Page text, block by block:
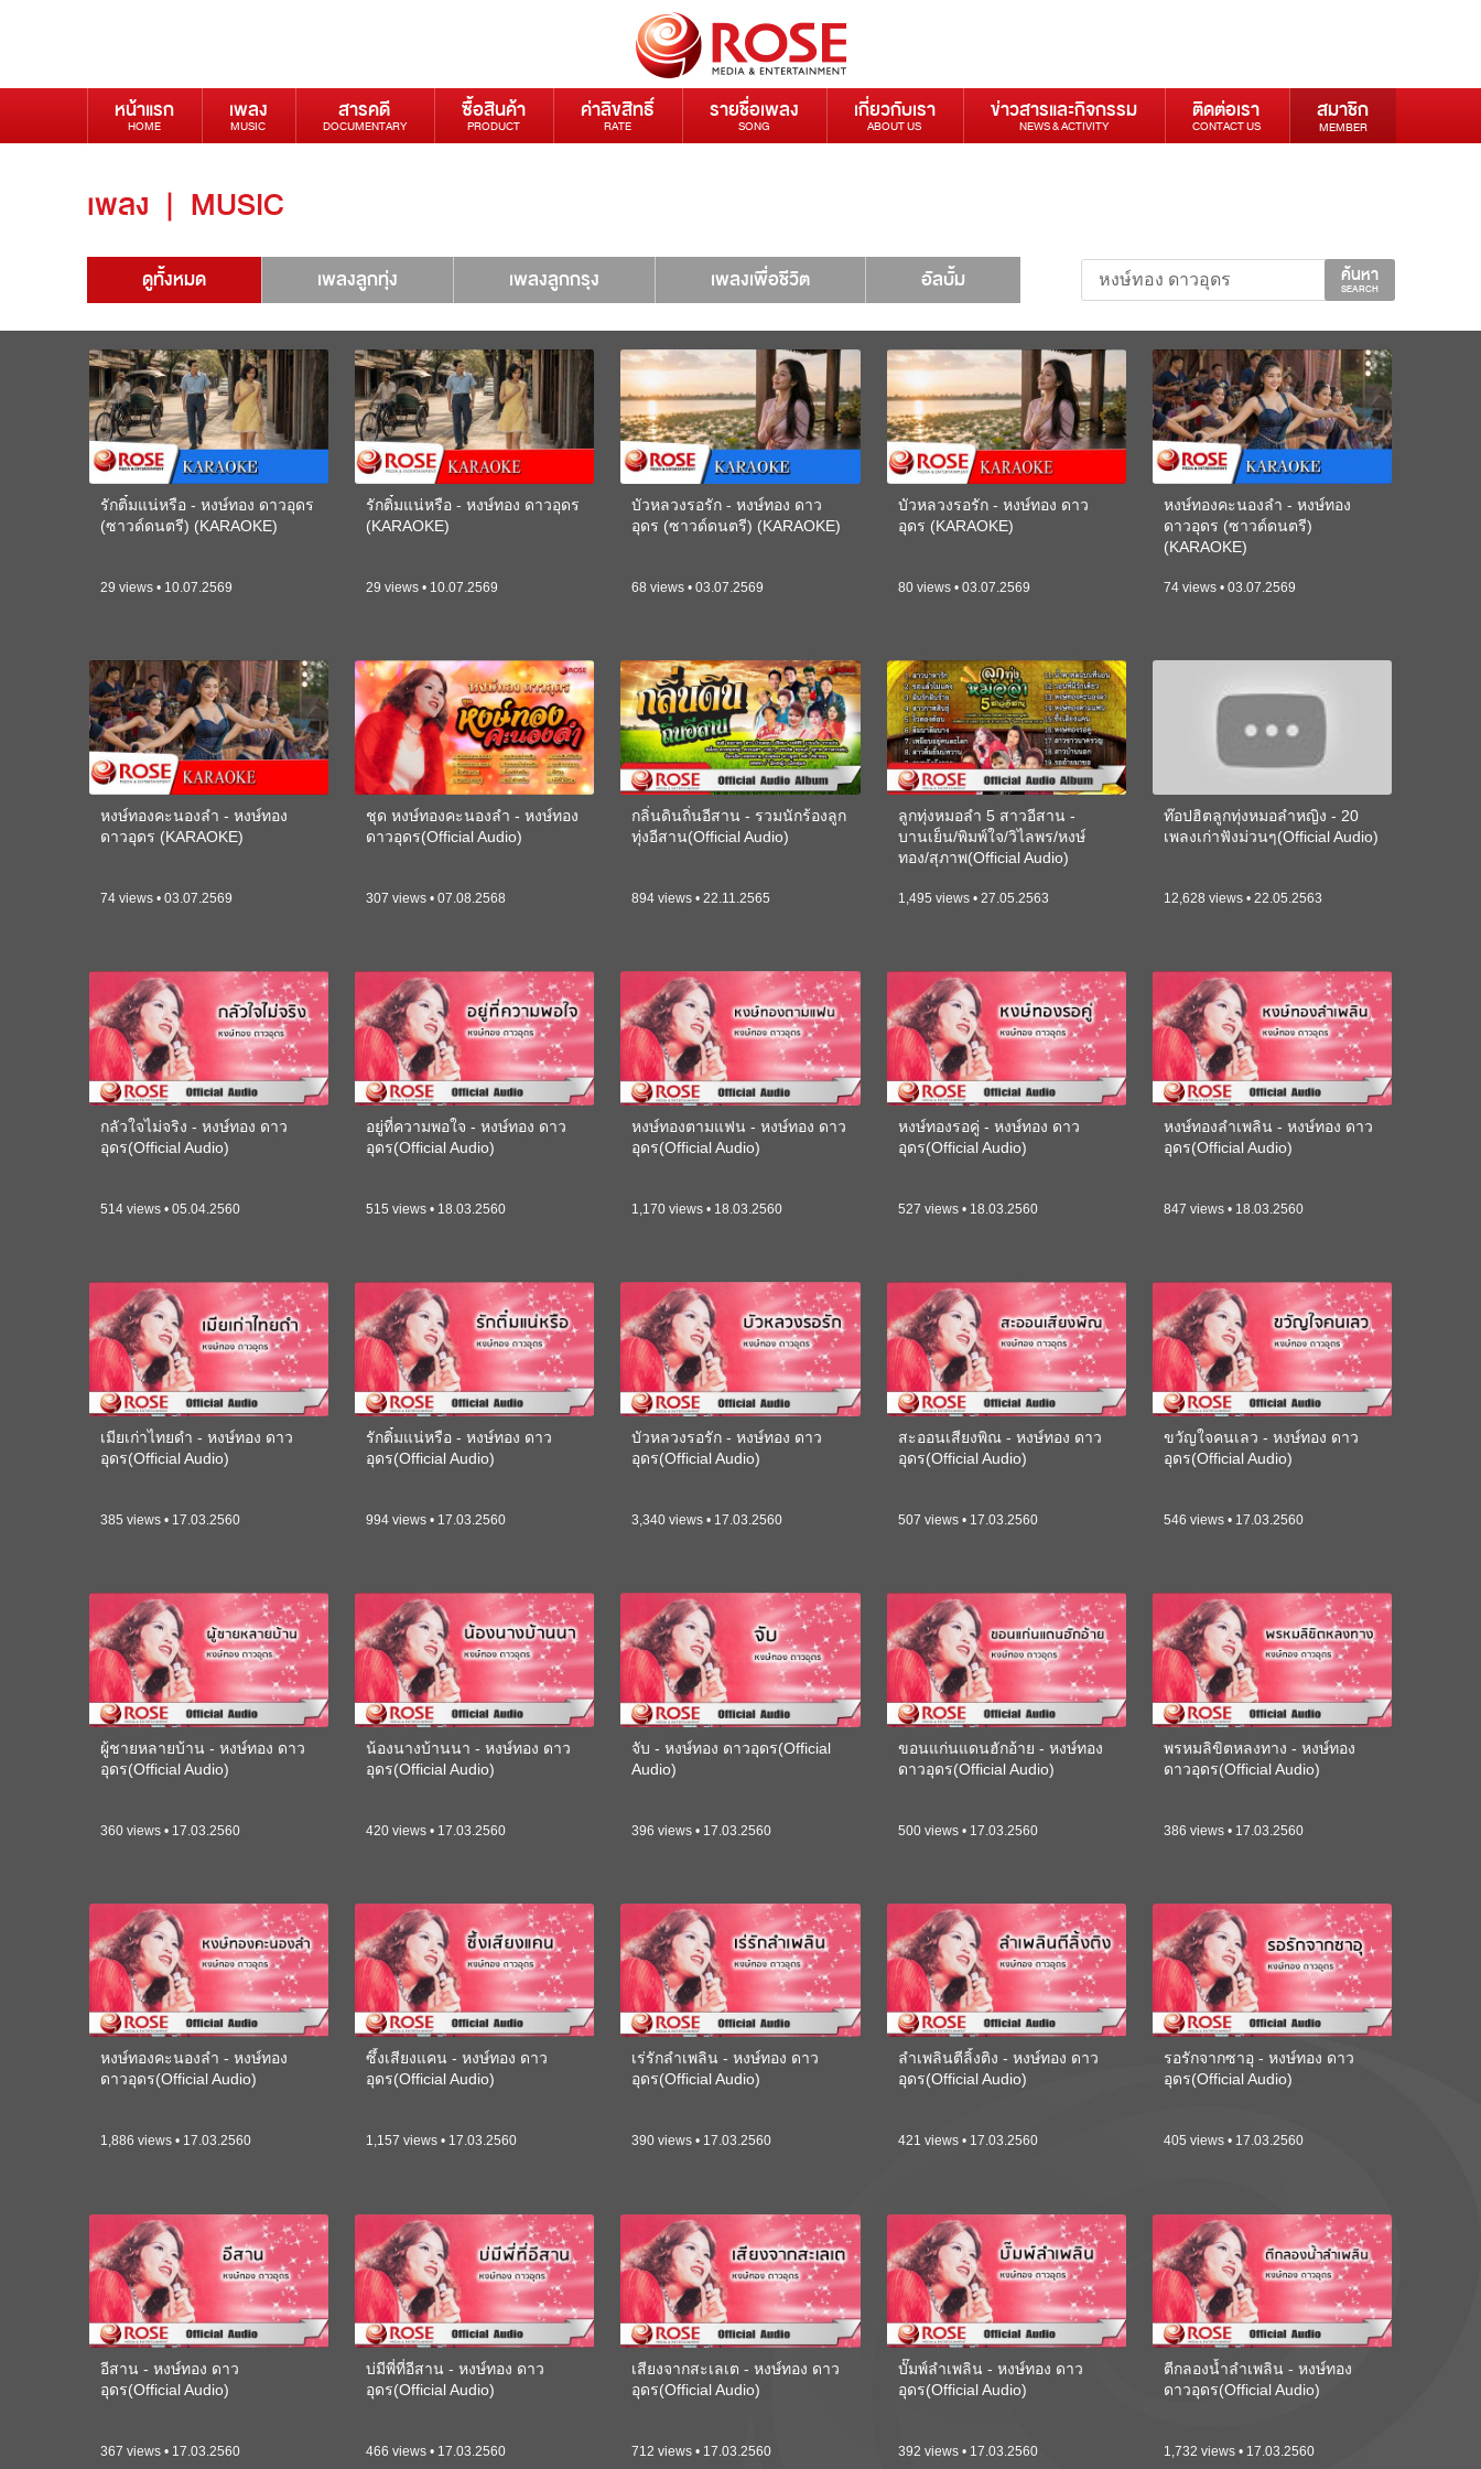
หน้าแรก
HOME
เพลง
MUSIC
สารคดี
DOCUMENTARY
ซื้อสินค้า
PRODUCT
ค่าลิขสิทธิ์
RATE
รายชื่อเพลง
SONG
เกี่ยวกับเรา
ABOUT US
ข่าวสารและกิจกรรม
NEWS & ACTIVITY
ติดต่อเรา
CONTACT US
สมาชิก
MEMBER
เพลง | MUSIC
ดูทั้งหมด เพลงลูกทุ่ง เพลงลูกกรุง เพลงเพื่อชีวิต อัลบั้ม ค้นหา
SEARCH
รักติ๋มแน่หรือ - หงษ์ทอง ดาวอุดร
(ซาวด์ดนตรี) (KARAOKE)
29 views • 10.07.2569
รักติ๋มแน่หรือ - หงษ์ทอง ดาวอุดร
(KARAOKE)
29 views • 10.07.2569
บัวหลวงรอรัก - หงษ์ทอง ดาว
อุดร (ซาวด์ดนตรี) (KARAOKE)
68 views • 03.07.2569
บัวหลวงรอรัก - หงษ์ทอง ดาว
อุดร (KARAOKE)
80 views • 03.07.2569
หงษ์ทองคะนองลำ - หงษ์ทอง
ดาวอุดร (ซาวด์ดนตรี)
(KARAOKE)
74 views • 03.07.2569
หงษ์ทองคะนองลำ - หงษ์ทอง
ดาวอุดร (KARAOKE)
74 views • 03.07.2569
ชุด หงษ์ทองคะนองลำ - หงษ์ทอง
ดาวอุดร(Official Audio)
307 views • 07.08.2568
กลิ่นดินถิ่นอีสาน - รวมนักร้องลูก
ทุ่งอีสาน(Official Audio)
894 views • 22.11.2565
ลูกทุ่งหมอลำ 5 สาวอีสาน -
บานเย็น/พิมพ์ใจ/วิไลพร/หงษ์
ทอง/สุภาพ(Official Audio)
1,495 views • 27.05.2563
ท๊อปฮิตลูกทุ่งหมอลำหญิง - 20
เพลงเก่าฟังม่วนๆ(Official Audio)
12,628 views • 22.05.2563
กลัวใจไม่จริง - หงษ์ทอง ดาว
อุดร(Official Audio)
514 views • 05.04.2560
อยู่ที่ความพอใจ - หงษ์ทอง ดาว
อุดร(Official Audio)
515 views • 18.03.2560
หงษ์ทองตามแฟน - หงษ์ทอง ดาว
อุดร(Official Audio)
1,170 views • 18.03.2560
หงษ์ทองรอคู่ - หงษ์ทอง ดาว
อุดร(Official Audio)
527 views • 18.03.2560
หงษ์ทองลำเพลิน - หงษ์ทอง ดาว
อุดร(Official Audio)
847 views • 18.03.2560
เมียเก่าไทยดำ - หงษ์ทอง ดาว
อุดร(Official Audio)
385 views • 17.03.2560
รักติ๋มแน่หรือ - หงษ์ทอง ดาว
อุดร(Official Audio)
994 views • 17.03.2560
บัวหลวงรอรัก - หงษ์ทอง ดาว
อุดร(Official Audio)
3,340 views • 17.03.2560
สะออนเสียงพิณ - หงษ์ทอง ดาว
อุดร(Official Audio)
507 views • 17.03.2560
ขวัญใจคนเลว - หงษ์ทอง ดาว
อุดร(Official Audio)
546 views • 17.03.2560
ผู้ชายหลายบ้าน - หงษ์ทอง ดาว
อุดร(Official Audio)
360 views • 17.03.2560
น้องนางบ้านนา - หงษ์ทอง ดาว
อุดร(Official Audio)
420 views • 17.03.2560
จับ - หงษ์ทอง ดาวอุดร(Official
Audio)
396 views • 17.03.2560
ขอนแก่นแดนฮักอ้าย - หงษ์ทอง
ดาวอุดร(Official Audio)
500 views • 17.03.2560
พรหมลิขิตหลงทาง - หงษ์ทอง
ดาวอุดร(Official Audio)
386 views • 17.03.2560
หงษ์ทองคะนองลำ - หงษ์ทอง
ดาวอุดร(Official Audio)
1,886 views • 17.03.2560
ซึ้งเสียงแคน - หงษ์ทอง ดาว
อุดร(Official Audio)
1,157 views • 17.03.2560
เร่รักลำเพลิน - หงษ์ทอง ดาว
อุดร(Official Audio)
390 views • 17.03.2560
ลำเพลินตีลิ้งติง - หงษ์ทอง ดาว
อุดร(Official Audio)
421 views • 17.03.2560
รอรักจากซาอุ - หงษ์ทอง ดาว
อุดร(Official Audio)
405 views • 17.03.2560
อีสาน - หงษ์ทอง ดาว
อุดร(Official Audio)
367 views • 17.03.2560
บ่มีพี่ที่อีสาน - หงษ์ทอง ดาว
อุดร(Official Audio)
466 views • 17.03.2560
เสียงจากสะเลเต - หงษ์ทอง ดาว
อุดร(Official Audio)
712 views • 17.03.2560
บั๊มพ์ลำเพลิน - หงษ์ทอง ดาว
อุดร(Official Audio)
392 views • 17.03.2560
ตีกลองน้ำลำเพลิน - หงษ์ทอง
ดาวอุดร(Official Audio)
1,732 views • 17.03.2560